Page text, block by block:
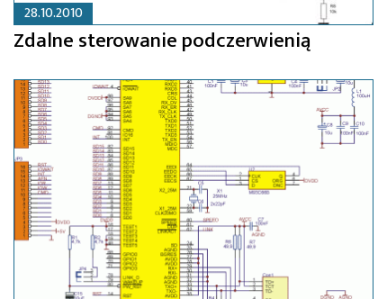
28.10.2010
Zdalne sterowanie podczerwienią